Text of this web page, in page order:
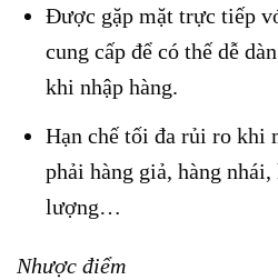
Được gặp mặt trực tiếp
cung cấp để có thế dễ
khi nhập hàng.
Hạn chế tối đa rủi ro khi
phải hàng giả, hàng
lượng…
Nhược điểm